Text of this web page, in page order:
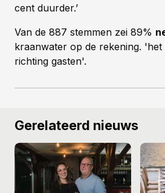
cent duurder.’
Van de 887 stemmen zei 89%
kraanwater op de rekening. 'het
richting gasten'.
Gerelateerd nieuws